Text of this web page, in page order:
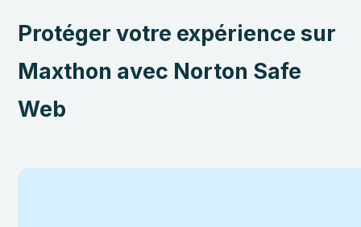
Protéger votre expérience sur
Maxthon avec Norton Safe
Web